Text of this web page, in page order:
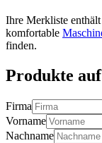
Ihre Merkliste
komfortable
finden.
Produkte
Firma
Vorname
Nachname